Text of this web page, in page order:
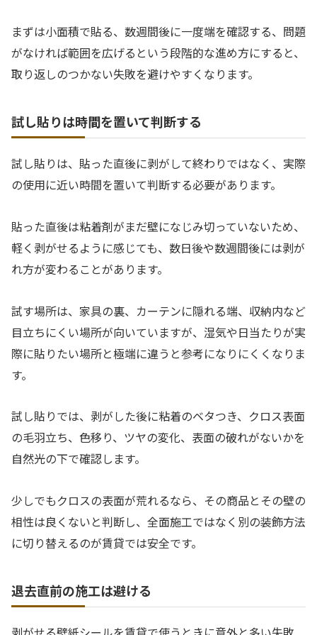
まずは小面積で貼る、数週間後に一度端を確認する、問題
がなければ範囲を広げるという段階的な進め方にすると、
取り返しのつかない失敗を避けやすくなります。
試し貼りは時間を置いて判断する
試し貼りは、貼った直後に剥がして終わりではなく、実際
の使用に近い時間を置いて判断する必要があります。
貼った直後は粘着剤がまだ壁になじみ切っていないため、
軽く剥がせるように感じても、数日後や数週間後には剥が
れ方が変わることがあります。
試す場所は、家具の裏、カーテンに隠れる端、収納内など
目立ちにくい場所が向いていますが、湿気や日当たりが実
際に貼りたい場所と極端に違うと参考になりにくくなりま
す。
試し貼りでは、剥がした後に粘着のベタつき、クロス表面
の毛羽立ち、色移り、ツヤの変化、表面の破れがないかを
自然光の下で確認します。
少しでもクロスの表面が荒れるなら、その商品とその壁の
相性は良くないと判断し、全面施工ではなく別の装飾方法
に切り替えるのが賃貸では安全です。
退去直前の施工は避ける